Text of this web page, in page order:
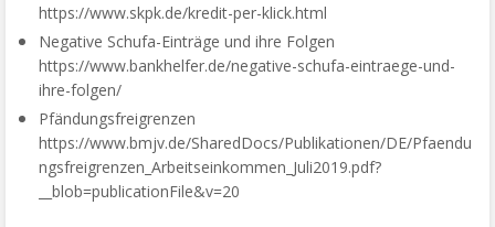
https://www.skpk.de/kredit-per-klick.html
Negative Schufa-Einträge und ihre Folgen
https://www.bankhelfer.de/negative-schufa-eintraege-und-
ihre-folgen/
Pfändungsfreigrenzen
https://www.bmjv.de/SharedDocs/Publikationen/DE/Pfaendu
ngsfreigrenzen_Arbeitseinkommen_Juli2019.pdf?
__blob=publicationFile&v=20